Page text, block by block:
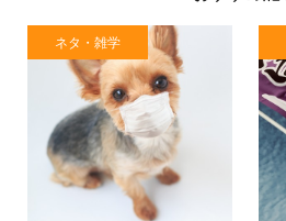
ネタ・雑学